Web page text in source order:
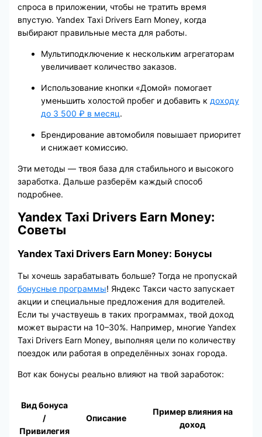
спроса в приложении, чтобы не тратить время
впустую. Yandex Taxi Drivers Earn Money, когда
выбирают правильные места для работы.
Мультиподключение к нескольким агрегаторам
увеличивает количество заказов.
Использование кнопки «Домой» помогает
уменьшить холостой пробег и добавить к доходу
до 3 500 ₽ в месяц.
Брендирование автомобиля повышает приоритет
и снижает комиссию.
Эти методы — твоя база для стабильного и высокого
заработка. Дальше разберём каждый способ
подробнее.
Yandex Taxi Drivers Earn Money:
Советы
Yandex Taxi Drivers Earn Money: Бонусы
Ты хочешь зарабатывать больше? Тогда не пропускай
бонусные программы! Яндекс Такси часто запускает
акции и специальные предложения для водителей.
Если ты участвуешь в таких программах, твой доход
может вырасти на 10–30%. Например, многие Yandex
Taxi Drivers Earn Money, выполняя цели по количеству
поездок или работая в определённых зонах города.
Вот как бонусы реально влияют на твой заработок:
Вид бонуса
/
Привилегия
Описание
Пример влияния на
доход